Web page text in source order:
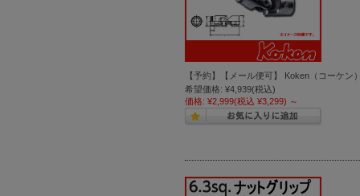
【予約】【メール便可】 Koken（コーケ
希望価格: ¥4,939(税込)
価格: ¥2,999(税込 ¥3,299) ～